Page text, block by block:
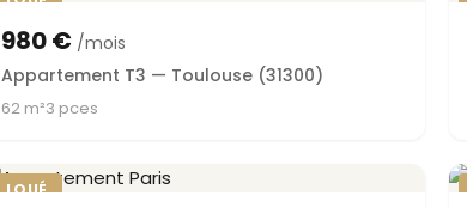
980 €/mois
Appartement T3 — Toulouse (31300)
62 m²3 pces
LOUÉ